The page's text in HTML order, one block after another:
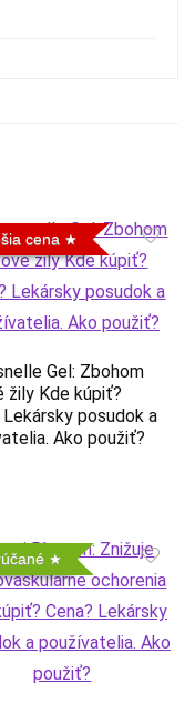
cena
Gel: Zbohom
žily Kde kúpiť?
Lekársky posudok a
Ako použiť?